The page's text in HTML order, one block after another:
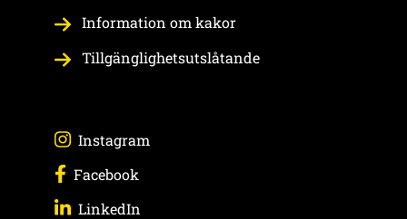
Information om kakor
Tillgänglighetsutslåtande
Följ på Instagram
Instagram
Följ på Facebook
Facebook
Följ på LinkedIn
LinkedIn